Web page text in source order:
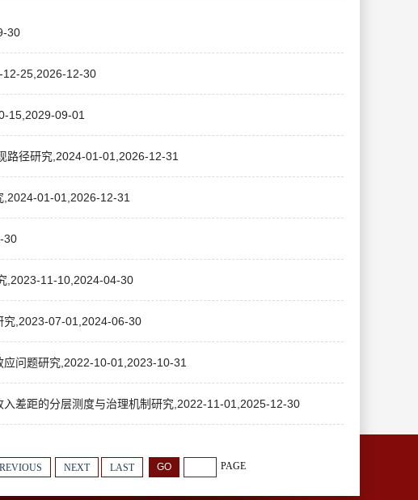
30
12-25,2026-12-30
15,2029-09-01
路径研究,2024-01-01,2026-12-31
,2024-01-01,2026-12-31
30
,2023-11-10,2024-04-30
究,2023-07-01,2024-06-30
应问题研究,2022-10-01,2023-10-31
入差距的分层测度与治理机制研究,2022-11-01,2025-12-30
NEXT LAST PAGE